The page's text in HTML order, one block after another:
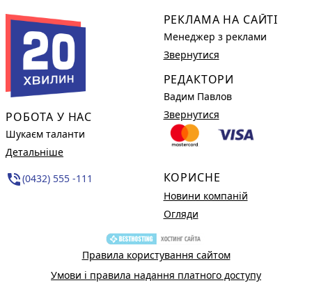
РОБОТА У НАС
Шукаєм таланти
Детальніше
phone_in_talk(0432) 555 -111
РЕКЛАМА НА САЙТІ
Менеджер з реклами
Звернутися
РЕДАКТОРИ
Вадим Павлов
Звернутися
КОРИСНЕ
Новини компаній
Огляди
Правила користування сайтом
Умови і правила надання платного доступу